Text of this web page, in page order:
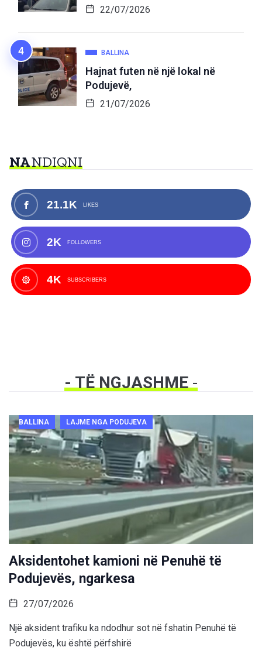
22/07/2026
BALLINA
Hajnat futen në një lokal në
Podujevë,
21/07/2026
NANDIQNI
21.1K LIKES
2K FOLLOWERS
4K SUBSCRIBERS
- TË NGJASHME-
BALLINA LAJME NGA PODUJEVA
Aksidentohet kamioni në Penuhë të
Podujevës, ngarkesa
27/07/2026
Një aksident trafiku ka ndodhur sot në fshatin Penuhë të
Podujevës, ku është përfshirë